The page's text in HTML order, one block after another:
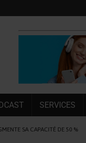
SERVICES
SA CAPACITÉ DE 50 %